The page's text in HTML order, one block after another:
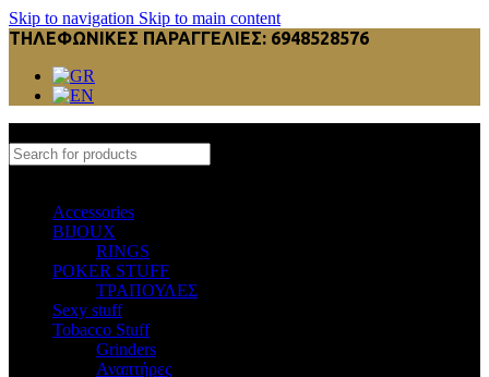
Skip to navigation Skip to main content
ΤΗΛΕΦΩΝΙΚΕΣ ΠΑΡΑΓΓΕΛΙΕΣ: 6948528576
Accessories
BIJOUX
RINGS
POKER STUFF
ΤΡΑΠΟΥΛΕΣ
Sexy stuff
Tobacco Stuff
Grinders
Αναπτήρες